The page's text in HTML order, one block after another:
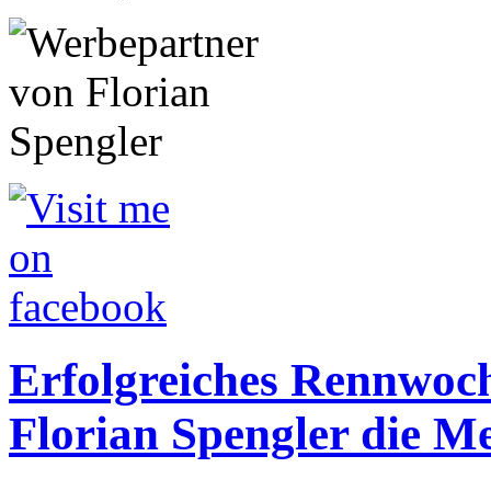
Erfolgreiches
Florian Spengler die